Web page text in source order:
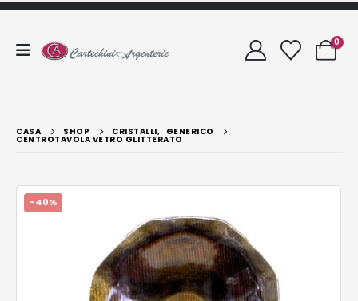
0
CASA SHOP CRISTALLI, GENERICO
CENTROTAVOLA VETRO GLITTERATO
-40%